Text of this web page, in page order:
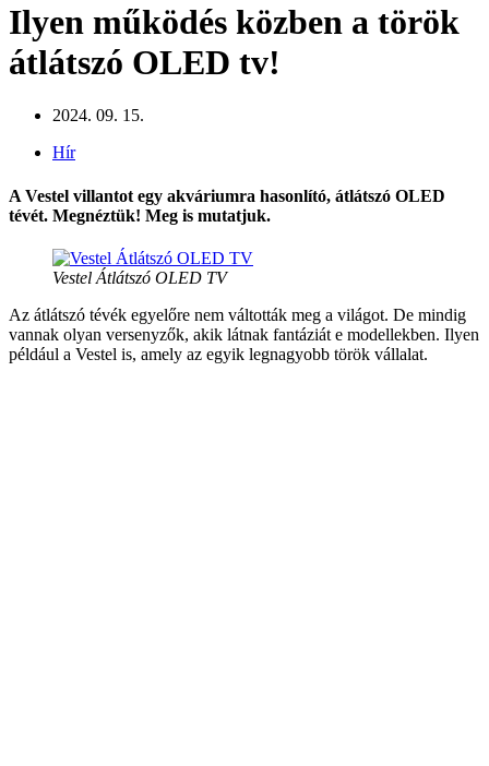
Ilyen működés közben a török
átlátszó OLED tv!
2024. 09. 15.
Hír
A Vestel villantot egy akváriumra hasonlító, átlátszó OLED
tévét. Megnéztük! Meg is mutatjuk.
Vestel Átlátszó OLED TV
Az átlátszó tévék egyelőre nem váltották meg a világot. De mindig
vannak olyan versenyzők, akik látnak fantáziát e modellekben. Ilyen
például a Vestel is, amely az egyik legnagyobb török vállalat.